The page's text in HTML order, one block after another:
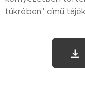
tükrében" című